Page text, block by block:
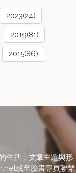
2023(24)
2019(81)
2015(86)
生活，文章主題與形
或至臉書專頁聯繫